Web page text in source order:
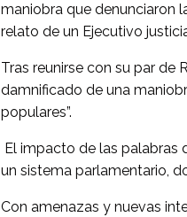
maniobra que denunciaron
relato de un Ejecutivo
Tras reunirse con su par de
damnificado de una
populares”.
El impacto de las palabras
un sistema parlamentario,
Con amenazas y nuevas